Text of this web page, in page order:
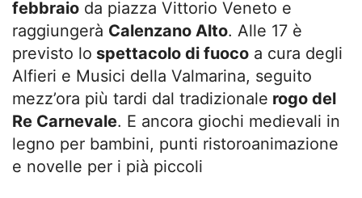
febbraio da piazza Vittorio Veneto e
raggiungerà Calenzano Alto. Alle 17 è
previsto lo spettacolo di fuoco a cura degli
Alfieri e Musici della Valmarina, seguito
mezz’ora più tardi dal tradizionale rogo del
Re Carnevale. E ancora giochi medievali in
legno per bambini, punti ristoroanimazione
e novelle per i pià piccoli